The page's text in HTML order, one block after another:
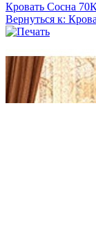
Кровать Сосна 70
Вернуться к: